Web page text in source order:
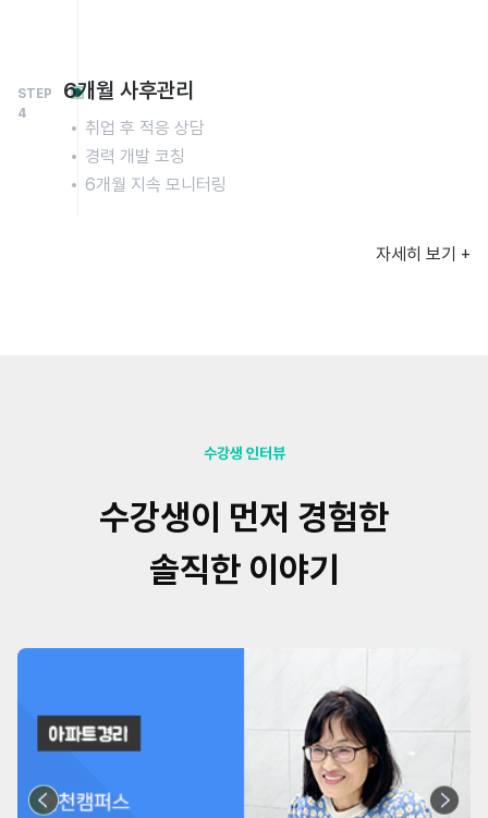
STEP
4
6개월 사후관리
취업 후 적응 상담
경력 개발 코칭
6개월 지속 모니터링
자세히 보기 +
수강생 인터뷰
수강생이 먼저 경험한
솔직한 이야기